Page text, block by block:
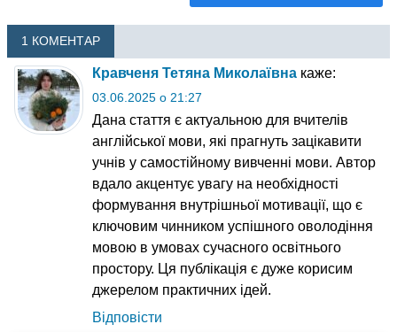
1 КОМЕНТАР
Кравченя Тетяна Миколаївна каже:
03.06.2025 о 21:27
Дана стаття є актуальною для вчителів
англійської мови, які прагнуть зацікавити
учнів у самостійному вивченні мови. Автор
вдало акцентує увагу на необхідності
формування внутрішньої мотивації, що є
ключовим чинником успішного оволодіння
мовою в умовах сучасного освітнього
простору. Ця публікація є дуже корисим
джерелом практичних ідей.
Відповісти